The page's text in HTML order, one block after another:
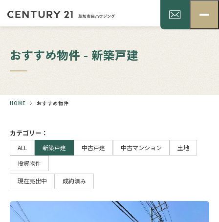
おすすめ物件 - 新築戸建
HOME おすすめ物件
カテゴリー：
ALL 新築戸建 中古戸建 中古マンション
土地
投資物件
現在売出中 成約済み